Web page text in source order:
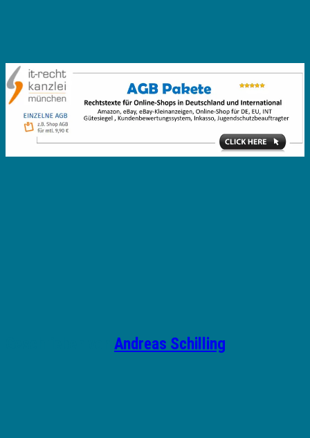
Andreas Schilling